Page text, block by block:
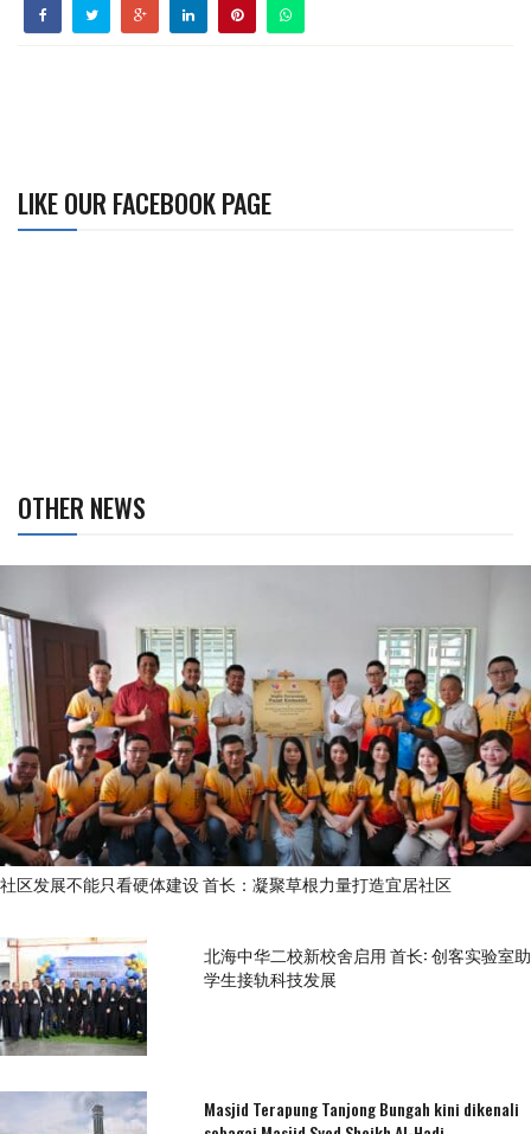
LIKE OUR FACEBOOK PAGE
OTHER NEWS
社区发展不能只看硬体建设 首长：凝聚草根力量打造宜居社区
北海中华二校新校舍启用 首长: 创客实验室助
学生接轨科技发展
Masjid Terapung Tanjong Bungah kini dikenali